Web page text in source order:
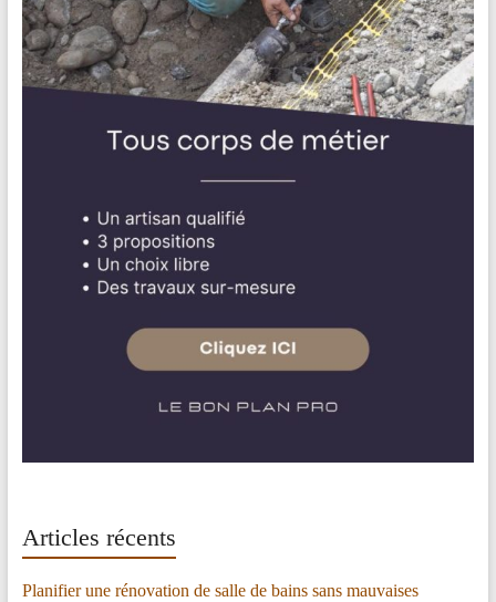
Articles récents
Planifier une rénovation de salle de bains sans mauvaises